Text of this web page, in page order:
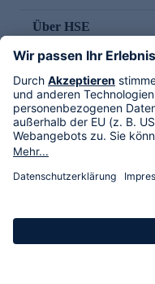
Über HSE
Im TV
HSE International